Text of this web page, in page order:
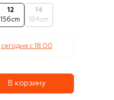
12
156cm
14
164cm
сегодня c 18:00
В корзину